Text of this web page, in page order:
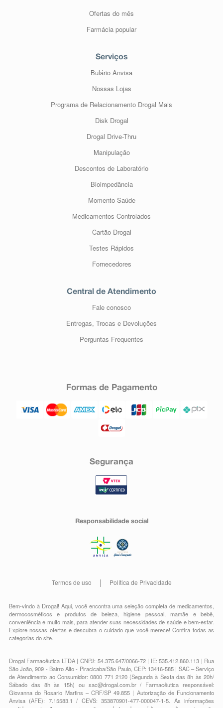
Ofertas do mês
Farmácia popular
Serviços
Bulário Anvisa
Nossas Lojas
Programa de Relacionamento Drogal Mais
Disk Drogal
Drogal Drive-Thru
Manipulação
Descontos de Laboratório
Bioimpedância
Momento Saúde
Medicamentos Controlados
Cartão Drogal
Testes Rápidos
Fornecedores
Central de Atendimento
Fale conosco
Entregas, Trocas e Devoluções
Perguntas Frequentes
Formas de Pagamento
Segurança
Responsabilidade social
Termos de uso Política de Privacidade
Bem-vindo à Drogal! Aqui, você encontra uma seleção completa demedicamentos
dermocosméticos e produtos de beleza,higiene pessoal,mamãe e bebê
conveniênciae muito mais, para atender suas necessidades de saúde e bem-estar.
Explore nossas ofertas e descubra o cuidado que você merece!Confira todas as
categorias do site.
Drogal Farmacêutica LTDA | CNPJ: 54.375.647/0066-72 | IE: 535.412.860.113 | Rua
São João, 909 - Bairro Alto - Piracicaba/São Paulo, CEP: 13416-585 | SAC – Serviço
de Atendimento ao Consumidor: 0800 771 2120 (Segunda à Sexta das 8h às 20h/
Sábado das 8h às 15h) ou sac@drogal.com.br/ Farmacêutica responsável:
Giovanna do Rosario Martins – CRF/SP 49.855 | Autorização de Funcionamento
Anvisa (AFE): 7.15583.1 / CEVS: 353870901-477-000047-1-5. As informações